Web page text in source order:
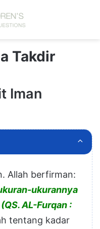
Takdir
Iman
Allah berfirman:
ukurannya
(QS. AL-Furqan :
tentang kadar